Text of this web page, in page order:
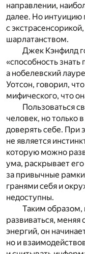
направлении,
далее. Но интуицию
с
шарлатанством.
Джек Кэнфилд
«способность
а нобелевский
Уотсон, говорил,
мифического, что
Пользоваться
человек, но только
доверять себе. При
не является
которую можно
ума, раскрывает
за привычные
гранями себя и
недоступны.
Таким образом,
развиваться, меняя
энергий, он
но и